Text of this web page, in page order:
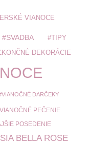
VIANOCE
SVADBA TIPY
DEKORÁCIE
VIANOČNÉ DARČEKY
PEČENIE
POSEDENIE
BELLA ROSE